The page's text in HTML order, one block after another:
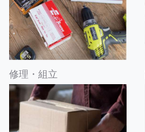
修理・組立